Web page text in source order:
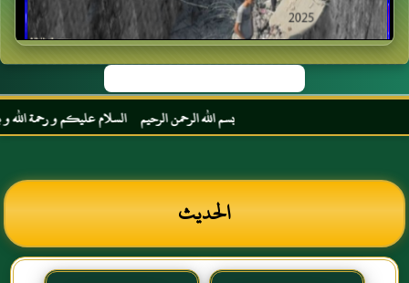
بسم الله الرحمن الرحيم السلام عليكم و رحمة الله و
الحديث